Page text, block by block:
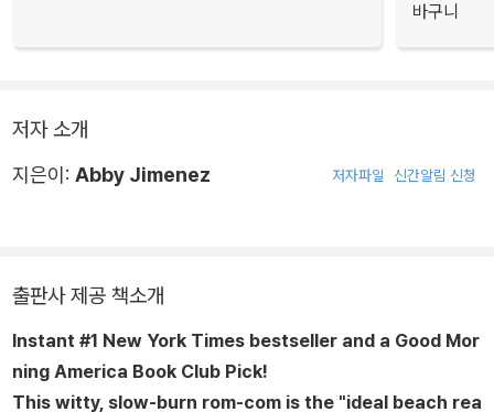
바구니
저자 소개
지은이: Abby Jimenez 저자파일 신간알림 신청
출판사 제공 책소개
Instant #1 New York Times bestseller and a Good Mor
ning America Book Club Pick!
This witty, slow-burn rom-com is the "ideal beach rea